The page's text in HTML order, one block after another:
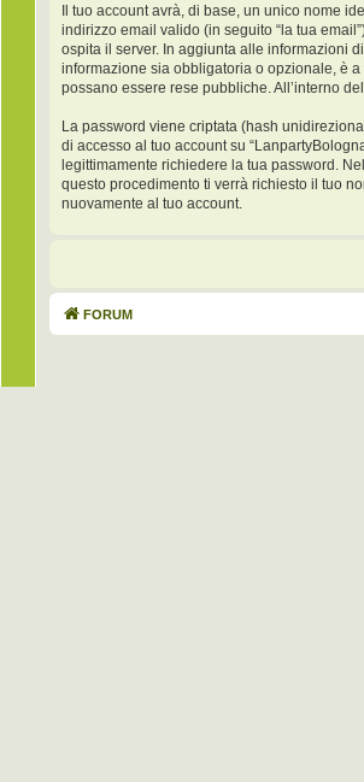
Il tuo account avrà, di base, un unico nome
indirizzo email valido (in seguito “la tua
ospita il server. In aggiunta alle informazioni
informazione sia obbligatoria o opzionale, è
possano essere rese pubbliche. All’interno
La password viene criptata (hash
di accesso al tuo account su
legittimamente richiedere la tua password.
questo procedimento ti verrà richiesto il tuo
nuovamente al tuo account.
FORUM